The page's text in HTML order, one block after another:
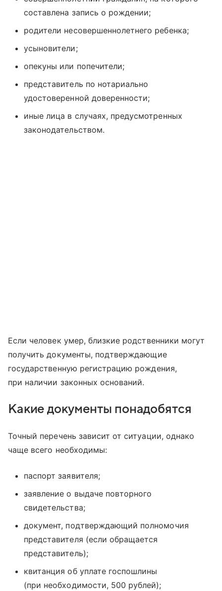
составлена запись о рождении;
родители несовершеннолетнего ребенка;
усыновители;
опекуны или попечители;
представитель по нотариально
удостоверенной доверенности;
иные лица в случаях, предусмотренных
законодательством.
Если человек умер, близкие родственники могут
получить документы, подтверждающие
государственную регистрацию рождения,
при наличии законных оснований.
Какие документы понадобятся
Точный перечень зависит от ситуации, однако
чаще всего необходимы:
паспорт заявителя;
заявление о выдаче повторного
свидетельства;
документ, подтверждающий полномочия
представителя (если обращается
представитель);
квитанция об уплате госпошлины
(при необходимости, 500 рублей);